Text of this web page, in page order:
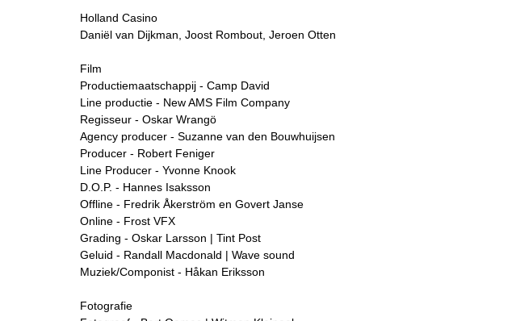
Holland Casino
Daniël van Dijkman, Joost Rombout, Jeroen Otten
Film
Productiemaatschappij - Camp David
Line productie - New AMS Film Company
Regisseur - Oskar Wrangö
Agency producer - Suzanne van den Bouwhuijsen
Producer - Robert Feniger
Line Producer - Yvonne Knook
D.O.P. - Hannes Isaksson
Offline - Fredrik Åkerström en Govert Janse
Online - Frost VFX
Grading - Oskar Larsson | Tint Post
Geluid - Randall Macdonald | Wave sound
Muziek/Componist - Håkan Eriksson
Fotografie